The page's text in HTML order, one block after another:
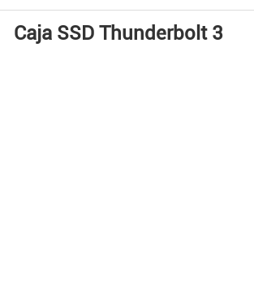
almacenamiento Caja SSD Thunderbolt 3
Caja SSD Thunderbolt 3